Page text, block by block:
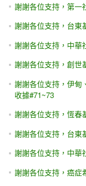
謝謝各位支持，第一
謝謝各位支持，台東
謝謝各位支持，中華
謝謝各位支持，創世
謝謝各位支持，伊甸
收據#71~73
謝謝各位支持，恆春
謝謝各位支持，台東
謝謝各位支持，中華
謝謝各位支持，癌症